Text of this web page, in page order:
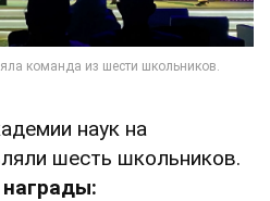
наук на
шесть школьников.